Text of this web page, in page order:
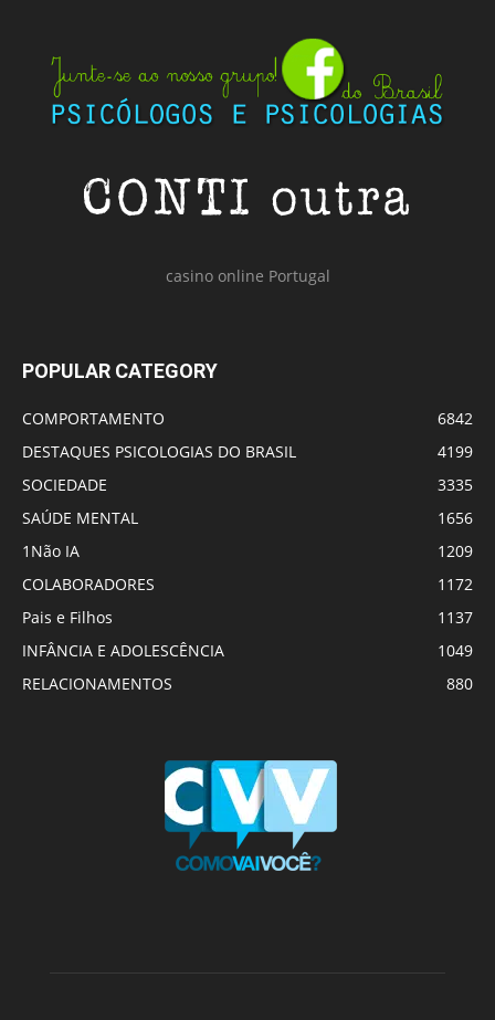
casino online Portugal
POPULAR CATEGORY
COMPORTAMENTO
6842
DESTAQUES PSICOLOGIAS DO BRASIL
4199
SOCIEDADE
3335
SAÚDE MENTAL
1656
1Não IA
1209
COLABORADORES
1172
Pais e Filhos
1137
INFÂNCIA E ADOLESCÊNCIA
1049
RELACIONAMENTOS
880